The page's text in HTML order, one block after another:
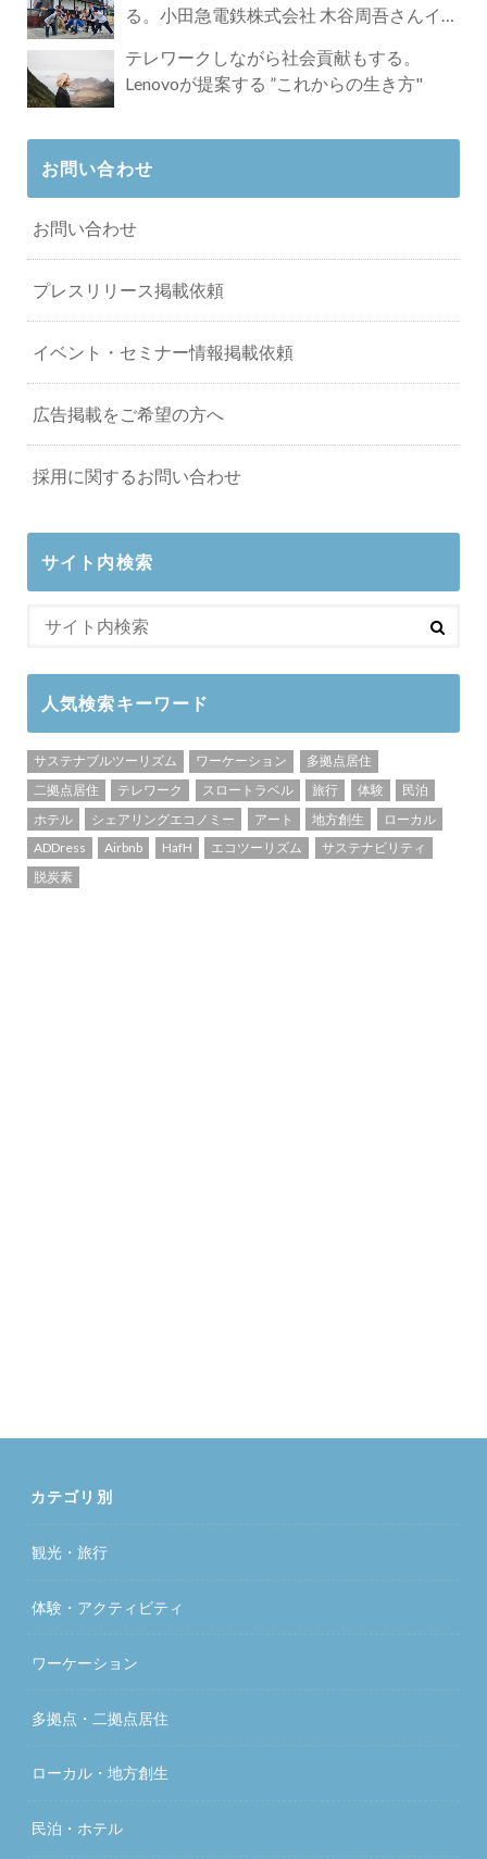
る。小田急電鉄株式会社 木谷周吾さんイン
テレワークしながら社会貢献もする。
Lenovoが提案する ”これからの生き方"
お問い合わせ
お問い合わせ
プレスリリース掲載依頼
イベント・セミナー情報掲載依頼
広告掲載をご希望の方へ
採用に関するお問い合わせ
サイト内検索
人気検索キーワード
サステナブルツーリズム ワーケーション
多拠点居住
二拠点居住
テレワーク スロートラベル 旅行 体験
民泊
ホテル
シェアリングエコノミー アート 地方創生
ローカル
ADDress
Airbnb HafH エコツーリズム
サステナビリティ
脱炭素
カテゴリ別
観光・旅行
体験・アクティビティ
ワーケーション
多拠点・二拠点居住
ローカル・地方創生
民泊・ホテル